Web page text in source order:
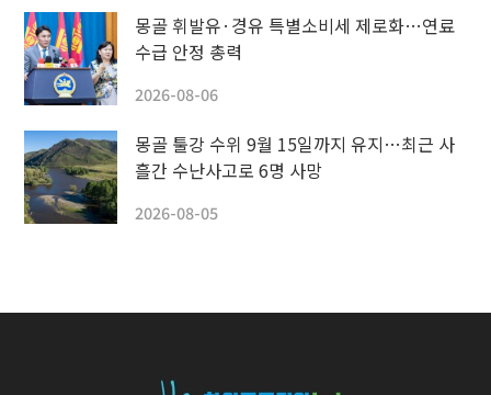
몽골 휘발유·경유 특별소비세 제로화…연료
수급 안정 총력
2026-08-06
몽골 툴강 수위 9월 15일까지 유지…최근 사
흘간 수난사고로 6명 사망
2026-08-05